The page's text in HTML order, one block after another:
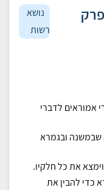
נושא
רשות
אמוראים לדברי
שבמשנה ובגמרא
את כל חלקיו.
כדי להבין את